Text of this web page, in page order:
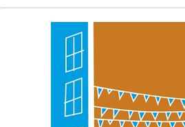
duten interes legitimoa eta horren
dezakezun ikusteko.
Lortu zure datu pertsonalak
buruzko informazio gehiago eta
datuen atalean. Edozein unetan
zure baimena Cookieen